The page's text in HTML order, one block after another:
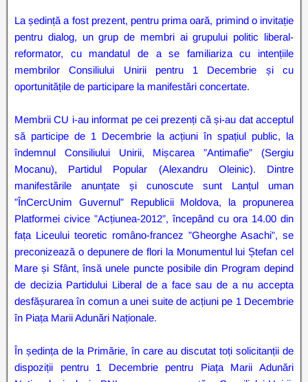
La ședință a fost prezent, pentru prima oară, primind o invitație
pentru dialog, un grup de membri ai grupului politic liberal-
reformator, cu mandatul de a se familiariza cu intențiile
membrilor Consiliului Unirii pentru 1 Decembrie și cu
oportunitățile de participare la manifestări concertate.
Membrii CU i-au informat pe cei prezenți că și-au dat acceptul
să participe de 1 Decembrie la acțiuni în spațiul public, la
îndemnul Consiliului Unirii, Mișcarea ”Antimafie” (Sergiu
Mocanu), Partidul Popular (Alexandru Oleinic). Dintre
manifestările anunțate și cunoscute sunt Lanțul uman
”ÎnCercUnim Guvernul” Republicii Moldova, la propunerea
Platformei civice ”Acțiunea-2012”, începând cu ora 14.00 din
fața Liceului teoretic româno-francez ”Gheorghe Asachi”, se
preconizează o depunere de flori la Monumentul lui Ștefan cel
Mare și Sfânt, însă unele puncte posibile din Program depind
de decizia Partidului Liberal de a face sau de a nu accepta
desfășurarea în comun a unei suite de acțiuni pe 1 Decembrie
în Piața Marii Adunări Naționale.
În ședința de la Primărie, în care au discutat toți solicitanții de
dispoziții pentru 1 Decembrie pentru Piața Marii Adunări